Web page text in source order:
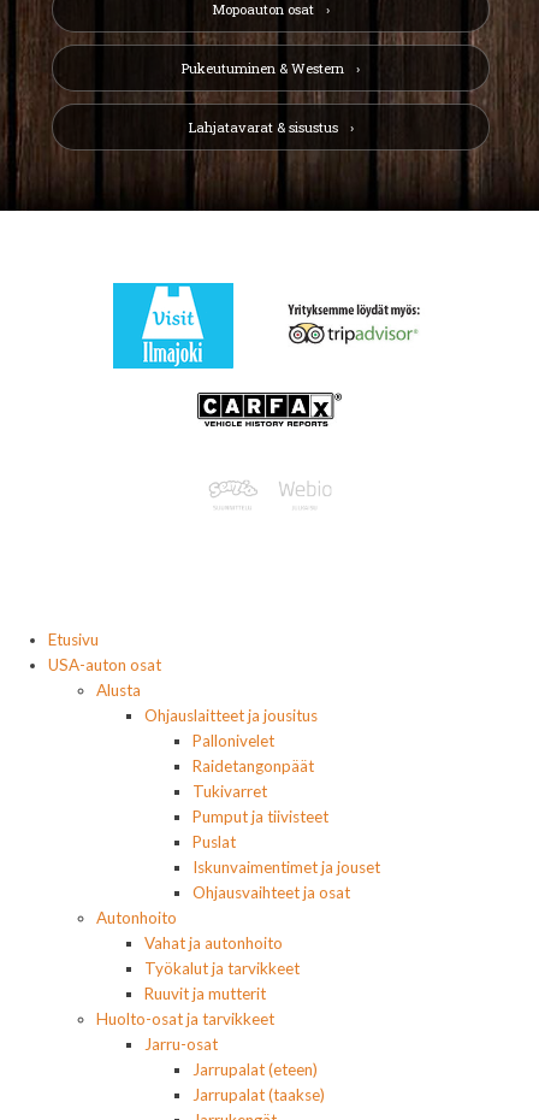
Mopoauton osat
Pukeutuminen & Western
Lahjatavarat & sisustus
Etusivu
USA-auton osat
Alusta
Ohjauslaitteet ja jousitus
Pallonivelet
Raidetangonpäät
Tukivarret
Pumput ja tiivisteet
Puslat
Iskunvaimentimet ja jouset
Ohjausvaihteet ja osat
Autonhoito
Vahat ja autonhoito
Työkalut ja tarvikkeet
Ruuvit ja mutterit
Huolto-osat ja tarvikkeet
Jarru-osat
Jarrupalat (eteen)
Jarrupalat (taakse)